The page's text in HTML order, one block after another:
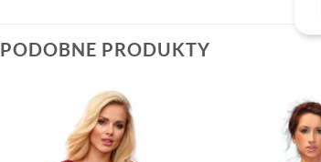
PODOBNE PRODUKTY